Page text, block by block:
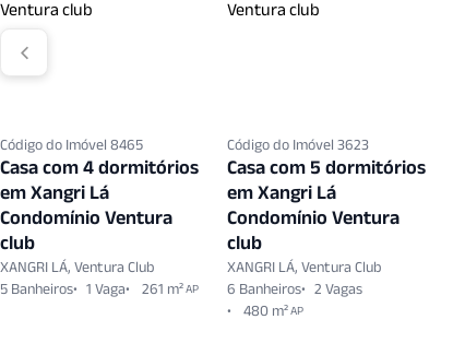
Código do Imóvel 8465
Casa com 4 dormitórios
em Xangri Lá
Condomínio Ventura
club
XANGRI LÁ, Ventura Club
5 Banheiros
1 Vaga 261 m²AP
Código do Imóvel 3623
Casa com 5 dormitórios
em Xangri Lá
Condomínio Ventura
club
XANGRI LÁ, Ventura Club
6 Banheiros
2 Vagas
480 m²AP